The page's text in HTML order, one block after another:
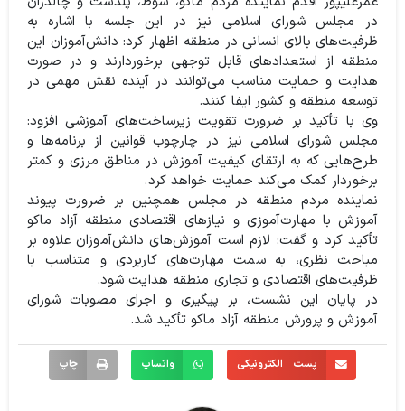
در مجلس شورای اسلامی نیز در این جلسه با اشاره به
ظرفیت‌های بالای انسانی در منطقه اظهار کرد: دانش‌آموزان این
منطقه از استعدادهای قابل توجهی برخوردارند و در صورت
هدایت و حمایت مناسب می‌توانند در آینده نقش مهمی در
توسعه منطقه و کشور ایفا کنند.
وی با تأکید بر ضرورت تقویت زیرساخت‌های آموزشی افزود:
مجلس شورای اسلامی نیز در چارچوب قوانین از برنامه‌ها و
طرح‌هایی که به ارتقای کیفیت آموزش در مناطق مرزی و کمتر
برخوردار کمک می‌کند حمایت خواهد کرد.
نماینده مردم منطقه در مجلس همچنین بر ضرورت پیوند
آموزش با مهارت‌آموزی و نیازهای اقتصادی منطقه آزاد ماکو
تأکید کرد و گفت: لازم است آموزش‌های دانش‌آموزان علاوه بر
مباحث نظری، به سمت مهارت‌های کاربردی و متناسب با
ظرفیت‌های اقتصادی و تجاری منطقه هدایت شود.
در پایان این نشست، بر پیگیری و اجرای مصوبات شورای
آموزش و پرورش منطقه آزاد ماکو تأکید شد.
پست الکترونیکی واتساپ چاپ